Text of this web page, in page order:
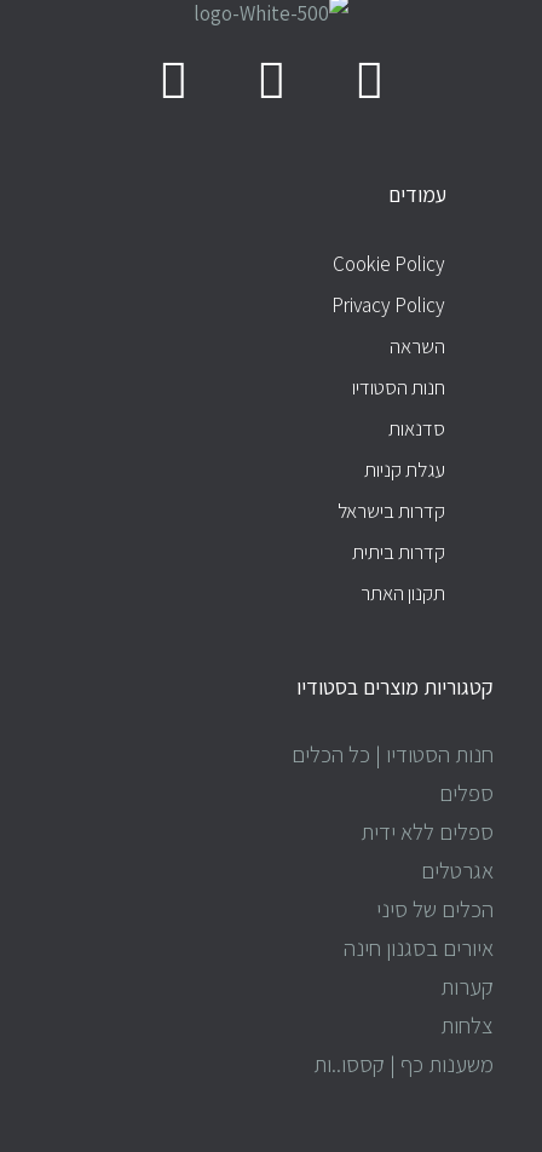
עמודים
עמודים
Cookie Policy
Privacy Policy
השראה
חנות הסטודיו
סדנאות
עגלת קניות
קדרות בישראל
קדרות ביתית
תקנון האתר
קטגוריות מוצרים בסטודיו
חנות הסטודיו | כל הכלים
ספלים
ספלים ללא ידית
אגרטלים
הכלים של סיני
איורים בסגנון חינה
קערות
צלחות
משענות כף | קססו..ות